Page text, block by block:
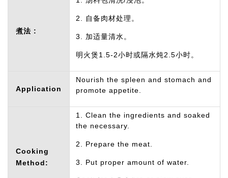
煮法 :
2. 自备肉材处理。
3. 加适量清水。
明火煲1.5-2小时或隔水炖2.5小时。
Application
Nourish the spleen and stomach and
promote appetite.
Cooking
Method:
1. Clean the ingredients and soaked
the necessary.
2. Prepare the meat.
3. Put proper amount of water.